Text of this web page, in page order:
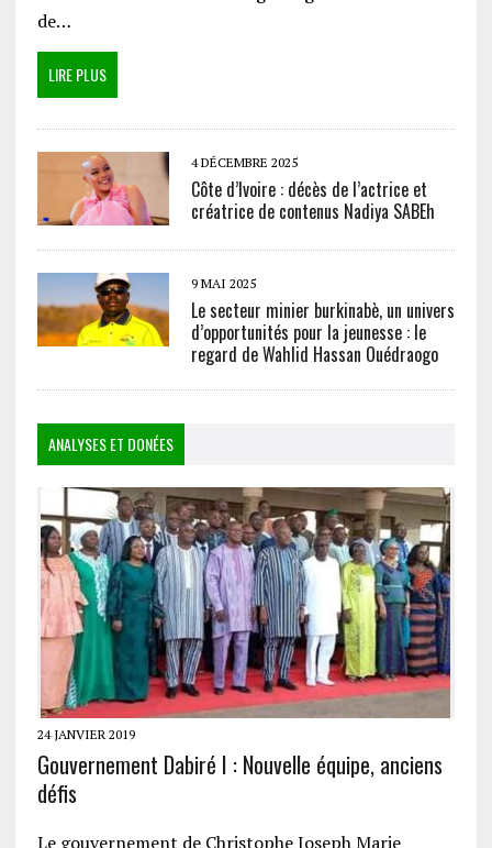
de…
LIRE PLUS
4 DÉCEMBRE 2025
Côte d’Ivoire : décès de l’actrice et
créatrice de contenus Nadiya SABEh
9 MAI 2025
Le secteur minier burkinabè, un univers
d’opportunités pour la jeunesse : le
regard de Wahlid Hassan Ouédraogo
ANALYSES ET DONÉES
24 JANVIER 2019
Gouvernement Dabiré I : Nouvelle équipe, anciens
défis
Le gouvernement de Christophe Joseph Marie